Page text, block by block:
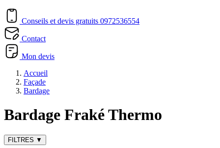
Conseils et devis gratuits 0972536554
Contact
Mon devis
Accueil
Façade
Bardage
Bardage Fraké Thermo
FILTRES ▼